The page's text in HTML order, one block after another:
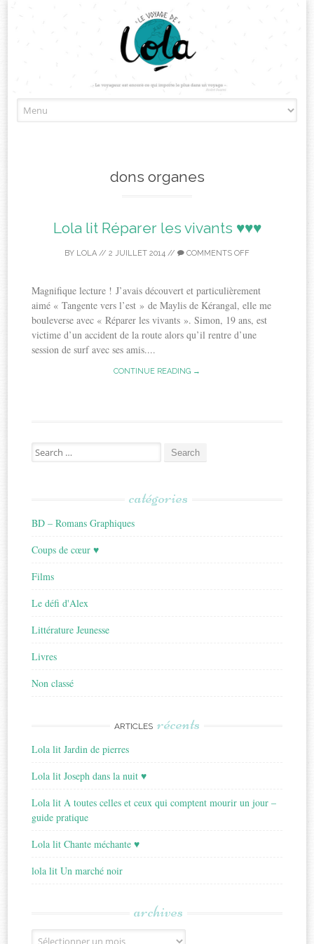
to
dons organes
Lola lit Réparer les vivants ♥♥♥
BY LOLA // 2 JUILLET 2014 // COMMENTS OFF
Magnifique lecture ! J’avais découvert et particulièrement
aimé « Tangente vers l’est » de Maylis de Kérangal, elle me
bouleverse avec « Réparer les vivants ». Simon, 19 ans, est
victime d’un accident de la route alors qu’il rentre d’une
session de surf avec ses amis....
CONTINUE READING →
Search
for:
catégories
BD – Romans Graphiques
Coups de cœur ♥
Films
Le défi d'Alex
Littérature Jeunesse
Livres
Non classé
ARTICLES récents
Lola lit Jardin de pierres
Lola lit Joseph dans la nuit ♥
Lola lit A toutes celles et ceux qui comptent mourir un jour –
guide pratique
Lola lit Chante méchante ♥
lola lit Un marché noir
archives
Archives